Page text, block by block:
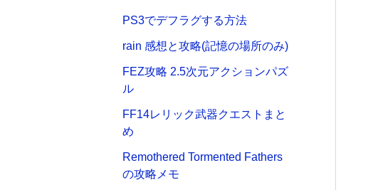
PS3でデフラグする方法
rain 感想と攻略(記憶の場所のみ)
FEZ攻略 2.5次元アクションパズ
ル
FF14レリック武器クエストまと
め
Remothered Tormented Fathers
の攻略メモ